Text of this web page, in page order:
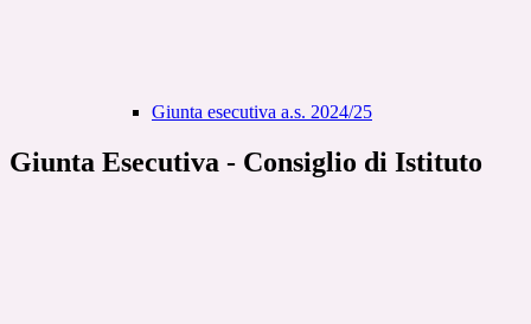
Giunta esecutiva a.s. 2024/25
Giunta Esecutiva - Consiglio di Istituto